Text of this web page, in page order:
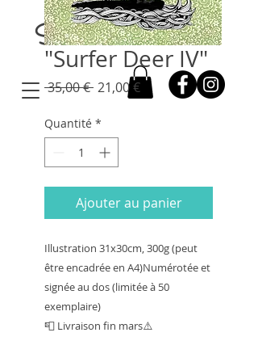
Stelle Illustration
"Surfer Deer IV"
35,00 € Prix
original
21,00 €Prix
promotionnel
Quantité *
Ajouter au panier
Illustration 31x30cm, 300g (peut
être encadrée en A4)Numérotée et
signée au dos (limitée à 50
exemplaire)
📮 Livraison fin mars⚠️